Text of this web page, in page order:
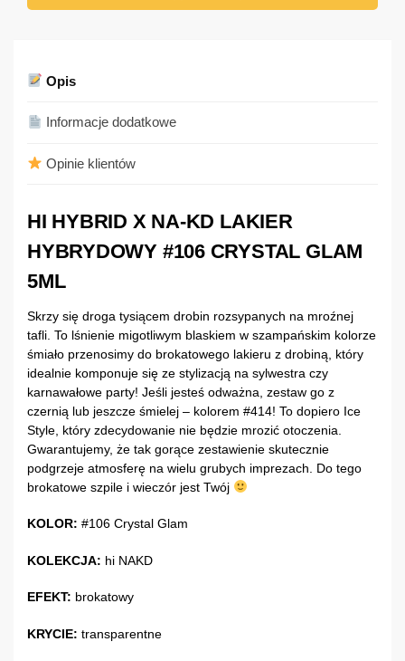
Opis
Informacje dodatkowe
Opinie klientów
HI HYBRID X NA-KD LAKIER
HYBRYDOWY #106 CRYSTAL GLAM
5ML
Skrzy się droga tysiącem drobin rozsypanych na mroźnej
tafli. To lśnienie migotliwym blaskiem w szampańskim kolorze
śmiało przenosimy do brokatowego lakieru z drobiną, który
idealnie komponuje się ze stylizacją na sylwestra czy
karnawałowe party! Jeśli jesteś odważna, zestaw go z
czernią lub jeszcze śmielej – kolorem #414! To dopiero Ice
Style, który zdecydowanie nie będzie mrozić otoczenia.
Gwarantujemy, że tak gorące zestawienie skutecznie
podgrzeje atmosferę na wielu grubych imprezach. Do tego
brokatowe szpile i wieczór jest Twój
KOLOR: #106 Crystal Glam
KOLEKCJA: hi NAKD
EFEKT: brokatowy
KRYCIE: transparentne